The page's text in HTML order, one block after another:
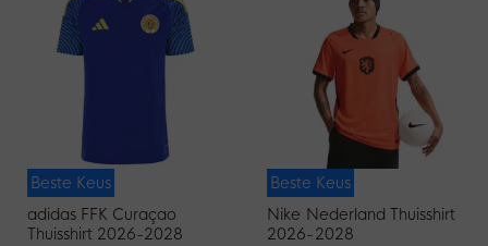
Beste Keus
adidas FFK Curaçao
Thuisshirt 2026-2028
Beste Keus
Nike Nederland Thuisshirt
2026-2028